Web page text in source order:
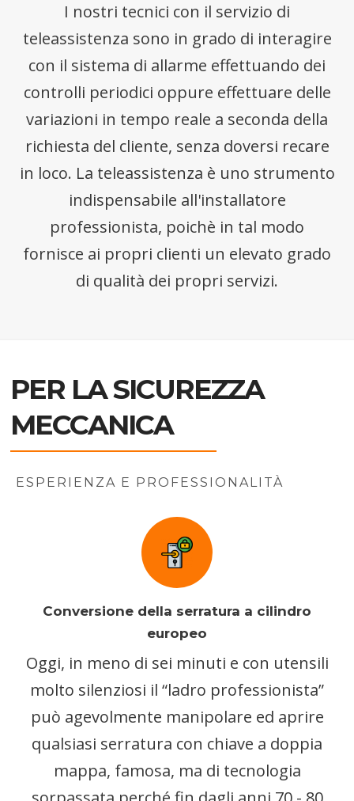
I nostri tecnici con il servizio di
teleassistenza sono in grado di interagire
con il sistema di allarme effettuando dei
controlli periodici oppure effettuare delle
variazioni in tempo reale a seconda della
richiesta del cliente, senza doversi recare
in loco. La teleassistenza è uno strumento
indispensabile all'installatore
professionista, poichè in tal modo
fornisce ai propri clienti un elevato grado
di qualità dei propri servizi.
PER LA SICUREZZA
MECCANICA
ESPERIENZA E PROFESSIONALITÀ
Conversione della serratura a cilindro
europeo
Oggi, in meno di sei minuti e con utensili
molto silenziosi il “ladro professionista”
può agevolmente manipolare ed aprire
qualsiasi serratura con chiave a doppia
mappa, famosa, ma di tecnologia